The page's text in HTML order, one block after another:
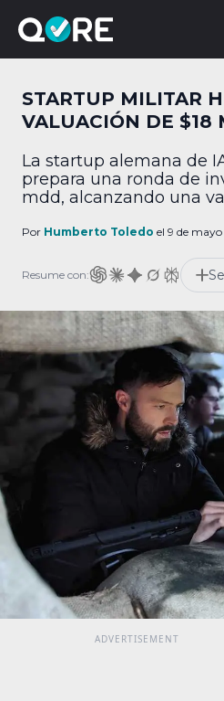
STARTUP MILITAR
VALUACIÓN DE $18
La startup alemana de
prepara una ronda de
mdd, alcanzando una
Por Humberto Toledo el 9 de
Resume con: